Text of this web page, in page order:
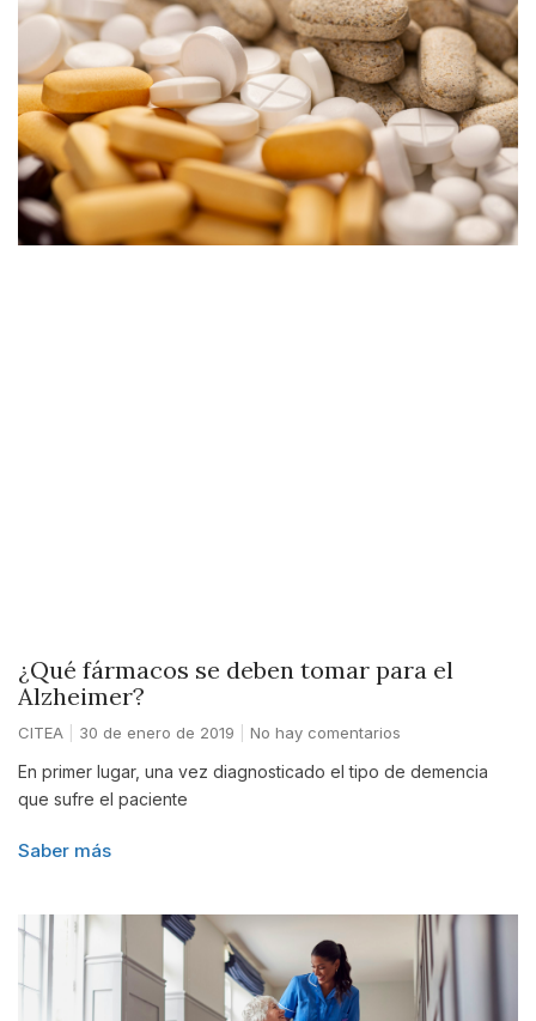
¿Qué fármacos se deben tomar para el
Alzheimer?
CITEA 30 de enero de 2019 No hay comentarios
En primer lugar, una vez diagnosticado el tipo de demencia
que sufre el paciente
Saber más